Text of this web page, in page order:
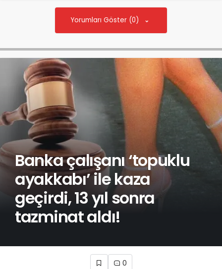
Yorumları Göster (0)
Banka çalışanı ‘topuklu
ayakkabı’ ile kaza
geçirdi, 13 yıl sonra
tazminat aldı!
0